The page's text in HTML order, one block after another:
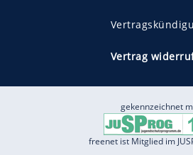
Vertrag
gekennzeichnet
freenet ist Mitglied im